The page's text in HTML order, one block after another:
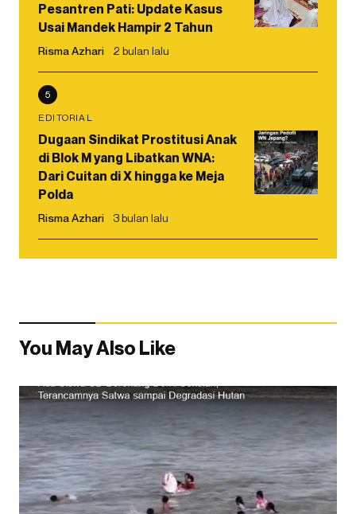
Pesantren Pati: Update Kasus
Usai Mandek Hampir 2 Tahun
Risma Azhari 2 bulan lalu
5
EDITORIAL
Dugaan Sindikat Prostitusi Anak
di Blok M yang Libatkan WNA:
Dari Cuitan di X hingga ke Meja
Polda
Risma Azhari 3 bulan lalu
You May Also Like